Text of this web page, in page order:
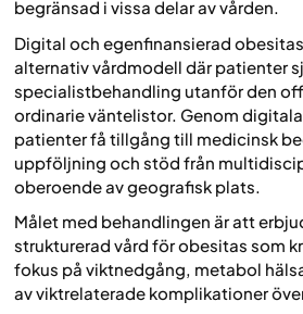
begränsad i vissa delar av vården.
Digital och egenfinansierad
alternativ vårdmodell där patienter
specialistbehandling utanför den
ordinarie väntelistor. Genom
patienter få tillgång till medicinsk
uppföljning och stöd från
oberoende av geografisk plats.
Målet med behandlingen är att
strukturerad vård för obesitas som
fokus på viktnedgång, metabol
av viktrelaterade komplikationer